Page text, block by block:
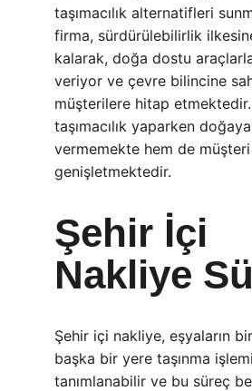
taşımacılık alternatifleri
firma, sürdürülebilirlik
kalarak, doğa dostu
veriyor ve çevre bilincine
müşterilere hitap
taşımacılık yaparken
vermemekte hem de
genişletmektedir.
Şehir İçi
Nakliye
Şehir içi nakliye, eşyaların
başka bir yere taşınma
tanımlanabilir ve bu süreç